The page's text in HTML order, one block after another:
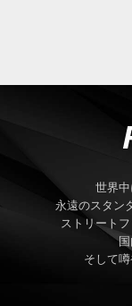
世界
永遠のスタン
ストリート
そして